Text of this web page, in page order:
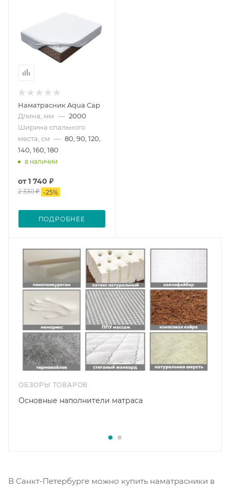
Наматрасник Aqua Cap
Длина, мм — 2000
Ширина спального
места, см — 80, 90, 120,
140, 160, 180
в наличии
от1 740 ₽
2 330 ₽ -25%
ПОДРОБНЕЕ
ОБЗОРЫ ТОВАРОВ
Основные наполнители матраса
В Санкт-Петербурге можно купить наматрасники в